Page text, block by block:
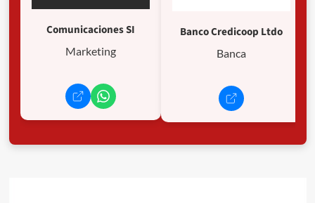
Comunicaciones SI
Marketing
Banco Credicoop Ltdo
Banca